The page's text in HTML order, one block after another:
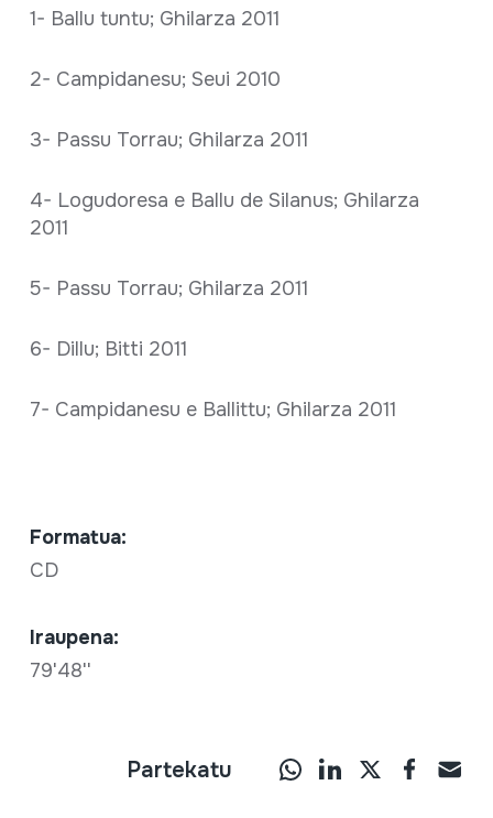
1- Ballu tuntu; Ghilarza 2011
2- Campidanesu; Seui 2010
3- Passu Torrau; Ghilarza 2011
4- Logudoresa e Ballu de Silanus; Ghilarza
2011
5- Passu Torrau; Ghilarza 2011
6- Dillu; Bitti 2011
7- Campidanesu e Ballittu; Ghilarza 2011
Formatua:
CD
Iraupena:
79'48''
Partekatu